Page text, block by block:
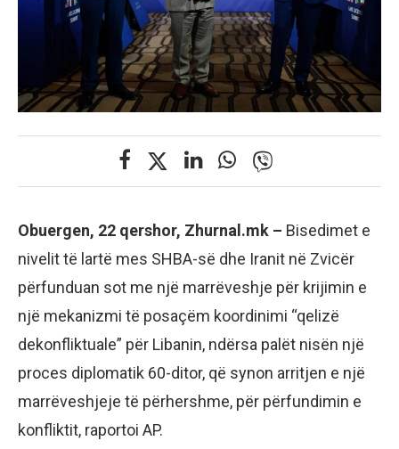
Obuergen, 22 qershor, Zhurnal.mk – Bisedimet e
nivelit të lartë mes SHBA-së dhe Iranit në Zvicër
përfunduan sot me një marrëveshje për krijimin e
një mekanizmi të posaçëm koordinimi “qelizë
dekonfliktuale” për Libanin, ndërsa palët nisën një
proces diplomatik 60-ditor, që synon arritjen e një
marrëveshjeje të përhershme, për përfundimin e
konfliktit, raportoi AP.